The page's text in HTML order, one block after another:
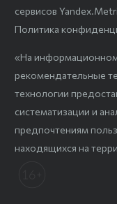
сервисов
Политика
«На информационном
рекомендательные
технологии
систематизации и
предпочтениям
находящихся на